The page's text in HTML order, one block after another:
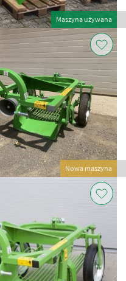
Maszyna używana
Nowa maszyna